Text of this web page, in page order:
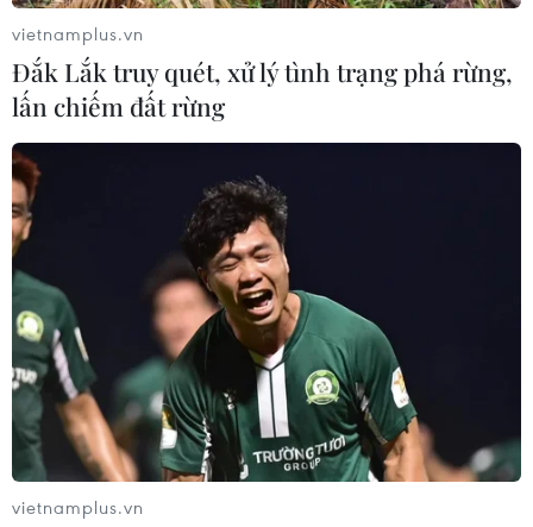
Apple Music vượt qua Spotify về số lượng
thuê bao trả phí ở Mỹ
06/04/2019 04:52
Cột mốc này là một bước ngoặt trong cuộc đua của
Apple Music để trở thành dịch vụ phát nhạc trực tuyến
thống trị ở thị trường Mỹ.
vietnamplus.vn
Đắk Lắk truy quét, xử lý tình trạng phá rừng,
lấn chiếm đất rừng
vietnamplus.vn